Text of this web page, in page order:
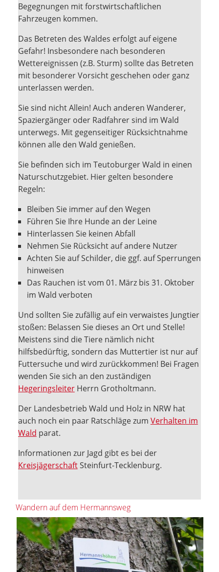
Begegnungen mit forstwirtschaftlichen
Fahrzeugen kommen.
Das Betreten des Waldes erfolgt auf eigene
Gefahr! Insbesondere nach besonderen
Wettereignissen (z.B. Sturm) sollte das Betreten
mit besonderer Vorsicht geschehen oder ganz
unterlassen werden.
Sie sind nicht Allein! Auch anderen Wanderer,
Spaziergänger oder Radfahrer sind im Wald
unterwegs. Mit gegenseitiger Rücksichtnahme
können alle den Wald genießen.
Sie befinden sich im Teutoburger Wald in einen
Naturschutzgebiet. Hier gelten besondere
Regeln:
Bleiben Sie immer auf den Wegen
Führen Sie Ihre Hunde an der Leine
Hinterlassen Sie keinen Abfall
Nehmen Sie Rücksicht auf andere Nutzer
Achten Sie auf Schilder, die ggf. auf Sperrungen
hinweisen
Das Rauchen ist vom 01. März bis 31. Oktober
im Wald verboten
Und sollten Sie zufällig auf ein verwaistes Jungtier
stoßen: Belassen Sie dieses an Ort und Stelle!
Meistens sind die Tiere nämlich nicht
hilfsbedürftig, sondern das Muttertier ist nur auf
Futtersuche und wird zurückkommen! Bei Fragen
wenden Sie sich an den zuständigen
HegeringsleiterHerrn Grotholtmann.
Der Landesbetrieb Wald und Holz in NRW hat
auch noch ein paar Ratschläge zum Verhalten im
Wald parat.
Informationen zur Jagd gibt es bei der
KreisjägerschaftSteinfurt-Tecklenburg.
Wandern auf dem Hermannsweg